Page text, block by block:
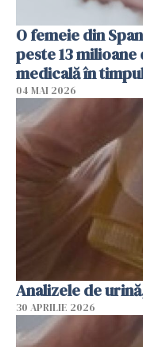
O femeie din
peste 13
medicală în
04 MAI 2026
Analizele de
30 APRILIE 2026